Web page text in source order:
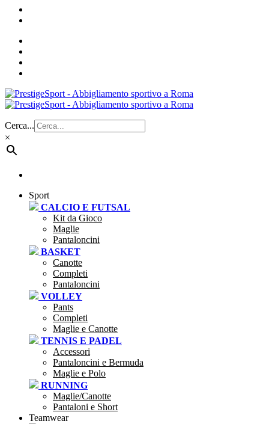
Cerca...
×
Sport
CALCIO E FUTSAL
Kit da Gioco
Maglie
Pantaloncini
BASKET
Canotte
Completi
Pantaloncini
VOLLEY
Pants
Completi
Maglie e Canotte
TENNIS E PADEL
Accessori
Pantaloncini e Bermuda
Maglie e Polo
RUNNING
Maglie/Canotte
Pantaloni e Short
Teamwear